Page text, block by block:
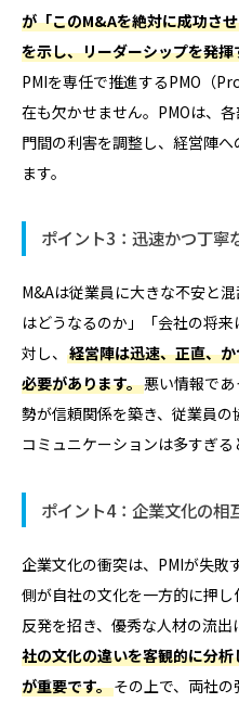
が「このM&Aを絶対に成功さ
を示し、リーダーシップを発揮
PMIを専任で推進するPMO（
在も欠かせません。PMOは、
門間の利害を調整し、経営陣
ます。
ポイント3：迅速かつ丁寧
M&Aは従業員に大きな不安と
はどうなるのか」「会社の将
対し、 経営陣は迅速、正直、
必要があります。悪い情報で
勢が信頼関係を築き、従業員の
コミュニケーションは多すぎる
ポイント4：企業文化の相
企業文化の衝突は、PMIが失敗
側が自社の文化を一方的に押
反発を招き、優秀な人材の流出
社の文化の違いを客観的に分
が重要です。その上で、両社